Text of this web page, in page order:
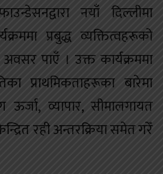
नयाँ दिल्लीमा
प्रबुद्ध व्यक्तित्वहरूको
पाएँ । उक्त कार्यक्रममा
प्राथमिकताहरूका बारेमा
व्यापार, सीमालगायत
रही अन्तरक्रिया समेत गरेँ